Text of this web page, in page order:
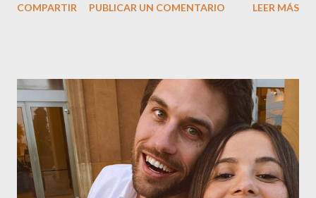
sector en una cena de reconocimiento.Sus hijas Carolina (CEO
peluquería del grupo.Justo hace unos días Carol Pagés nos
contaba detalles del homenaje en Actualida Rosa en RCE
radio,en el programa que presento todos los jueves de 17 a 18
horas . Carolina y Quionia Pagés Carolina Pagés La cita ,en el
Museu Marítim de BCN ,en las Drassanes reunió a figuras
destacadas del sector,así como clientes, autoridades y medios
COMPARTIR PUBLICAR UN COMENTARIO LEER MÁS